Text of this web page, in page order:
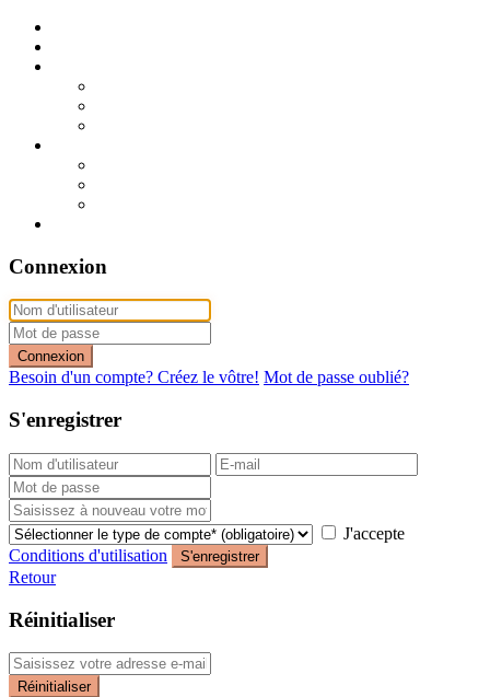
Connexion
Connexion
Besoin d'un compte? Créez le vôtre! Mot de passe oublié?
S'enregistrer
J'accepte
Conditions d'utilisation
S'enregistrer
Retour
Réinitialiser
Réinitialiser